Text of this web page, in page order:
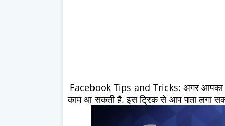
Facebook Tips and Tricks: अगर
काम आ सकती है. इस ट्रिक से आप पता लगा